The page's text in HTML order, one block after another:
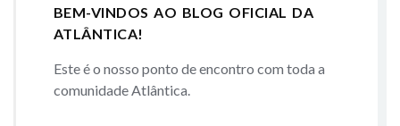
BEM-VINDOS AO BLOG OFICIAL DA
ATLÂNTICA!
Este é o nosso ponto de encontro com toda a
comunidade Atlântica.